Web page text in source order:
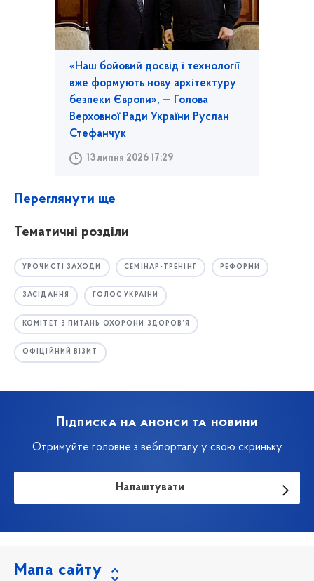
«Наш бойовий досвід і технології
вже формують нову архітектуру
безпеки Європи», — Голова
Верховної Ради України Руслан
Стефанчук
13 липня 2026 17:29
Переглянути ще
Тематичні розділи
УРОЧИСТІ ЗАХОДИ СЕМІНАР-ТРЕНІНГ РЕФОРМИ
ЗАСІДАННЯ ГОЛОС УКРАЇНИ
КОМІТЕТ З ПИТАНЬ ОХОРОНИ ЗДОРОВ’Я
ОФІЦІЙНИЙ ВІЗИТ
Підписка на анонси та новини
Отримуйте головне з вебпорталу у свою скриньку
Налаштувати
Мапа сайту